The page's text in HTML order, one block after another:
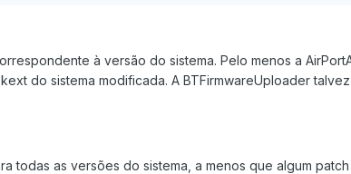
à versão do sistema. Pelo menos a
do sistema modificada. A BTFirmwareUploader
todas as versões do sistema, a menos que algum patch